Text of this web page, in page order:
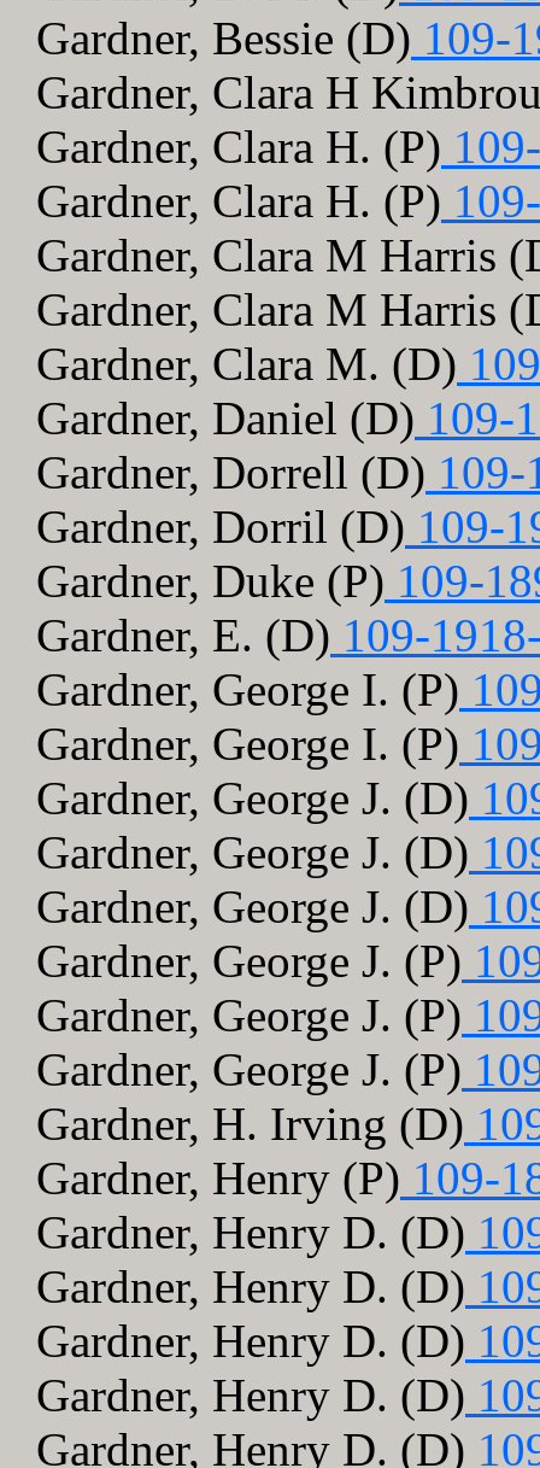
Gardner, Bessie (D) 109-
Gardner, Clara H
Gardner, Clara H. (P)
Gardner, Clara H. (P)
Gardner, Clara M Harris
Gardner, Clara M Harris
Gardner, Clara M. (D)
Gardner, Daniel (D) 109-
Gardner, Dorrell (D) 109-
Gardner, Dorril (D) 109-
Gardner, Duke (P) 109-
Gardner, E. (D) 109-
Gardner, George I. (P)
Gardner, George I. (P)
Gardner, George J. (D)
Gardner, George J. (D)
Gardner, George J. (D)
Gardner, George J. (P)
Gardner, George J. (P)
Gardner, George J. (P)
Gardner, H. Irving (D)
Gardner, Henry (P) 109-
Gardner, Henry D. (D)
Gardner, Henry D. (D)
Gardner, Henry D. (D)
Gardner, Henry D. (D)
Gardner, Henry D. (D)